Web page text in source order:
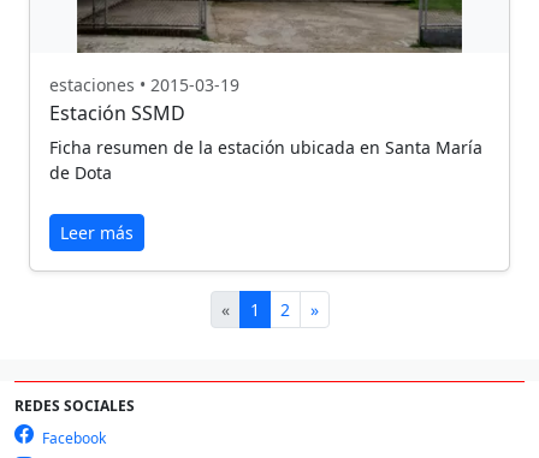
estaciones • 2015-03-19
Estación SSMD
Ficha resumen de la estación ubicada en Santa María
de Dota
Leer más
« 1 2 »
REDES SOCIALES
Facebook